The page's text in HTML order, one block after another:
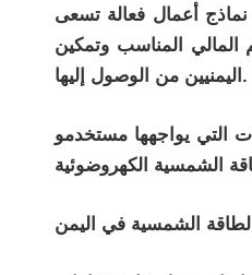
أعمال فعالة تسعى
المالي المناسب وتمكين
اليمنيين من الوصول إليها.
التي يواجهها مستخدمو